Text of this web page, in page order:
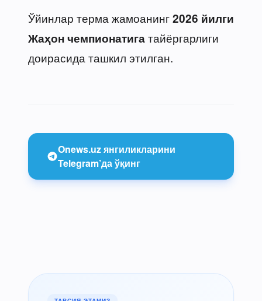
Ўйинлар терма жамоанинг2026 йилги
Жаҳон чемпионатигатайёргарлиги
доирасида ташкил этилган.
Onews.uz янгиликларини
Telegram’да ўқинг